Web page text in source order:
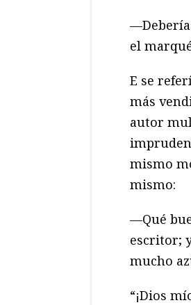
el
E se
más
autor
mismo
mismo:
—Qué
escritor;
mucho
“¡Dios